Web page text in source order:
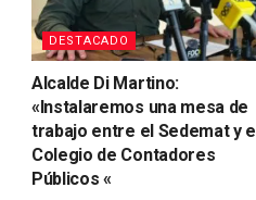
DESTACADO
Alcalde Di Martino:
«Instalaremos una mesa de
trabajo entre el Sedemat y el
Colegio de Contadores
Públicos «